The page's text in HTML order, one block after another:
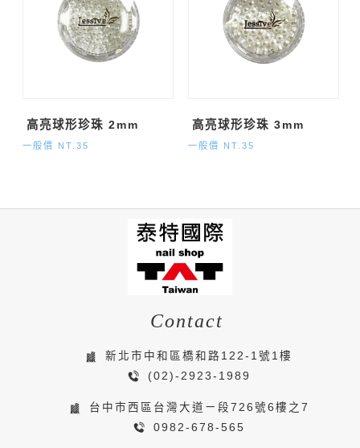
高亮球形珍珠 2mm
一般價 NT.35
高亮球形珍珠 3mm
一般價 NT.35
Contact
新北市中和區橋和路122-1號1樓
(02)-2923-1989
台中市西區台灣大道ㄧ段726號6樓之7
0982-678-565